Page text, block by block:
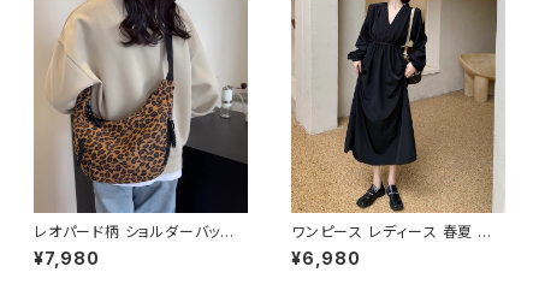
ュアル 春 夏 秋 冬 春夏 秋冬 大
人 子供 デスク クッション 姿勢
C-ASS0003
ロング スカートスーツ ロングス
カート ペプラム フリル ペプラム
ジャケット レディーススーツ 大
きいサイズ 変形デザイン タイト
スカート ミニスカート スーツス
カート オフィス OL オフィスカジ
ュアル ビジネス 結婚式 パーテ
ィー お呼ばれ ボルドー ブラック
10代 20代 30代 40代 C-WA
W1035
レオパード柄 ショルダーバッグ
ワンショルダーバッグ レディース
ヒョウ柄 バッグ カジュアル 軽量
¥7,980
ワンピース レディース 春夏 秋
冬 春 夏 秋 冬 長袖 黒ワンピー
ス カシュクールワンピース ミデ
¥6,980